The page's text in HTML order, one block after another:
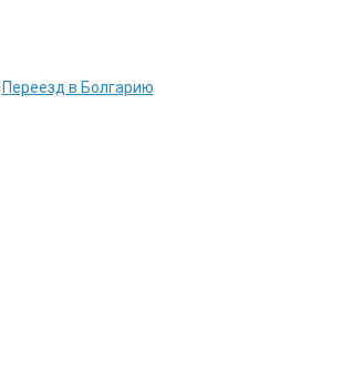
Переезд в Болгарию